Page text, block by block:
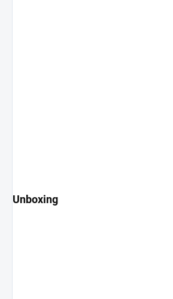
Unboxing